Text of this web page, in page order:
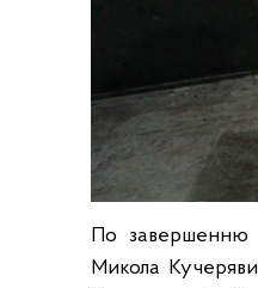
По завершенню
Микола